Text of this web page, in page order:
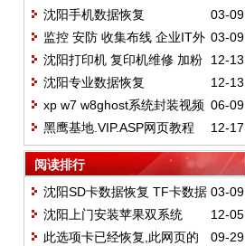
03-09
沈阳手机数据恢复
03-09
监控 安防 收集布线 企业IT外
包
12-13
沈阳打印机 复印机维修 加粉
复印机硒鼓 粉盒 可上门
12-13
沈阳专业数据恢复
06-09
xp w7 w8ghost系统封装视频
教程 免费分享
12-17
黑鹰基地.VIP.ASP网页教程
下载
阅读排行
03-09
沈阳SD卡数据恢复 TF卡数据
恢复
12-05
沈阳上门安装苹果双系统
09-29
此选项卡已经恢复,此网页的